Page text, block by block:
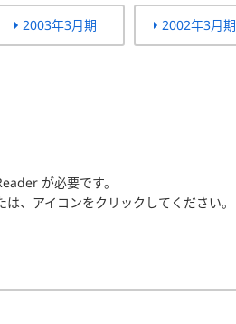
2003年3月期 2002年3月期
が必要です。
、アイコンをクリックしてください。